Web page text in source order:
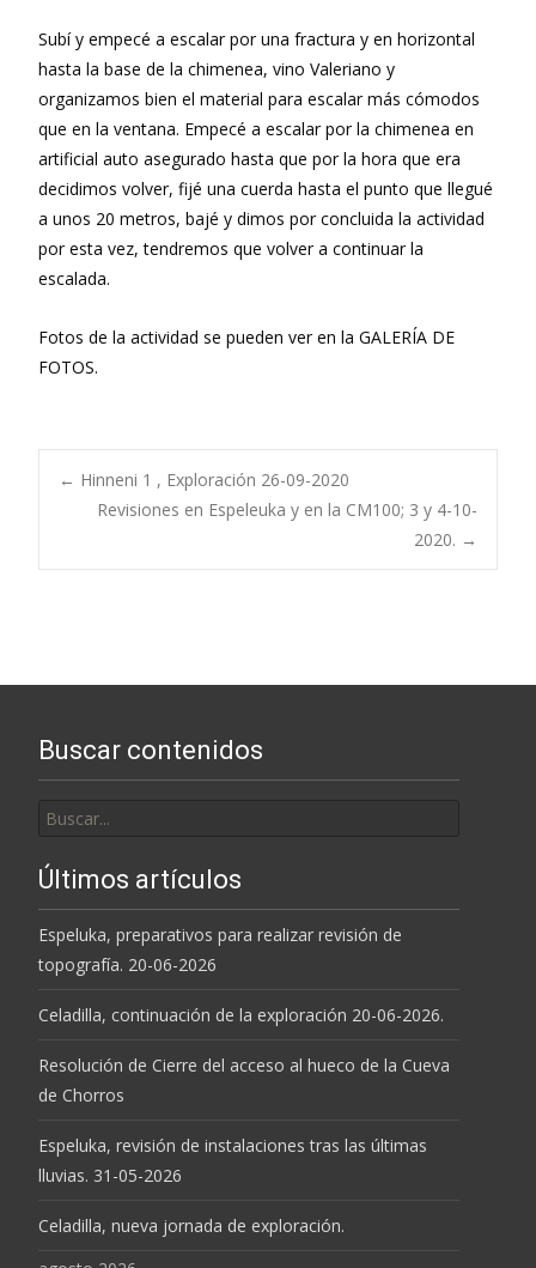
Subí y empecé a escalar por una fractura y en horizontal
hasta la base de la chimenea, vino Valeriano y
organizamos bien el material para escalar más cómodos
que en la ventana. Empecé a escalar por la chimenea en
artificial auto asegurado hasta que por la hora que era
decidimos volver, fijé una cuerda hasta el punto que llegué
a unos 20 metros, bajé y dimos por concluida la actividad
por esta vez, tendremos que volver a continuar la
escalada.
Fotos de la actividad se pueden ver en la GALERÍA DE
FOTOS.
Navegación
de
← Hinneni 1 , Exploración 26-09-2020
Revisiones en Espeleuka y en la CM100; 3 y 4-10-
2020. →
Buscar contenidos
por:
Últimos artículos
Espeluka, preparativos para realizar revisión de
topografía. 20-06-2026
Celadilla, continuación de la exploración 20-06-2026.
Resolución de Cierre del acceso al hueco de la Cueva
de Chorros
Espeluka, revisión de instalaciones tras las últimas
lluvias. 31-05-2026
Celadilla, nueva jornada de exploración.